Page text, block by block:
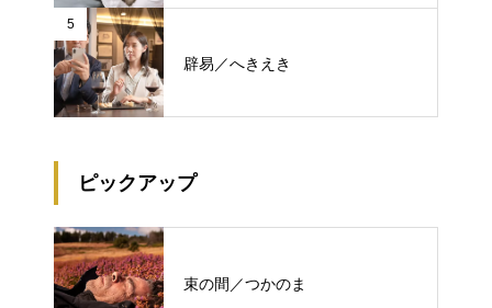
5
辟易／へきえき
ピックアップ
束の間／つかのま